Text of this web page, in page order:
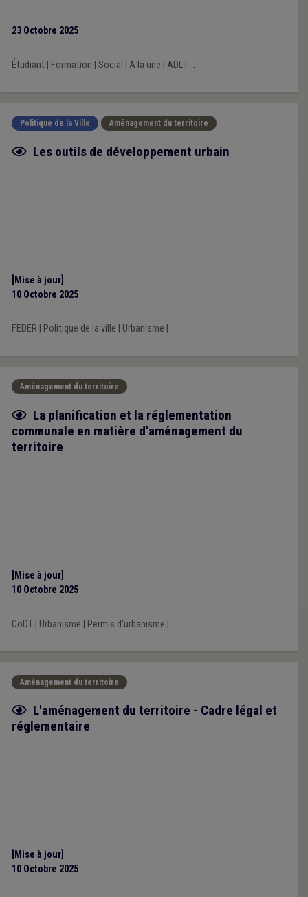
23 Octobre 2025
Étudiant| Formation Social A la une ADL| ...
Politique de la Ville Aménagement du territoire
Fiche focus
Les outils de développement urbain
[Mise à jour]
10 Octobre 2025
FEDER Politique de la ville Urbanisme
Aménagement du territoire
Fiche focus
La planification et la réglementation
communale en matière d'aménagement du
territoire
[Mise à jour]
10 Octobre 2025
CoDT| Urbanisme Permis d'urbanisme
Aménagement du territoire
Fiche focus
L'aménagement du territoire - Cadre légal et
réglementaire
[Mise à jour]
10 Octobre 2025